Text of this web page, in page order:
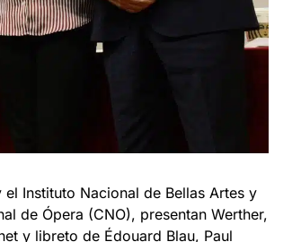
Instituto Nacional de Bellas Artes y
de Ópera (CNO), presentan Werther,
y libreto de Édouard Blau, Paul